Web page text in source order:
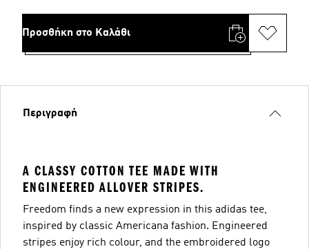
Προσθήκη στο Καλάθι
Περιγραφή
A CLASSY COTTON TEE MADE WITH
ENGINEERED ALLOVER STRIPES.
Freedom finds a new expression in this adidas tee,
inspired by classic Americana fashion. Engineered
stripes enjoy rich colour, and the embroidered logo